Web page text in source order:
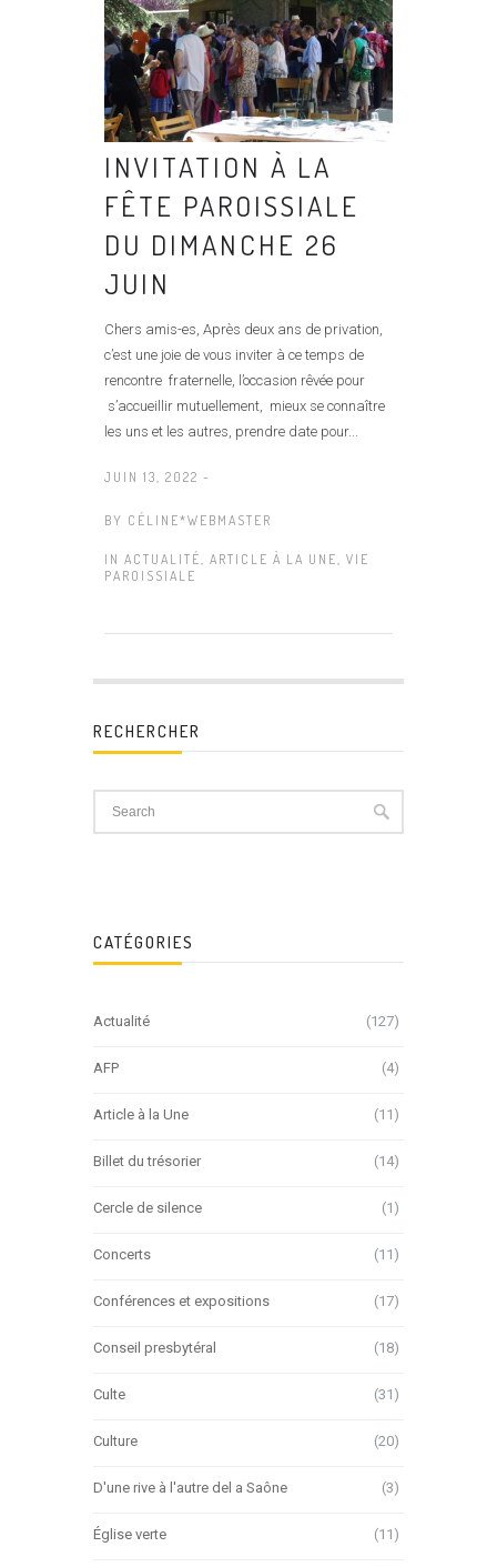
INVITATION À LA
FÊTE PAROISSIALE
DU DIMANCHE 26
JUIN
Chers amis-es, Après deux ans de privation,
c’est une joie de vous inviter à ce temps de
rencontre fraternelle, l’occasion rêvée pour
s’accueillir mutuellement, mieux se connaître
les uns et les autres, prendre date pour...
JUIN 13, 2022 -
BY CÉLINE*WEBMASTER
IN ACTUALITÉ, ARTICLE À LA UNE, VIE
PAROISSIALE
RECHERCHER
CATÉGORIES
Actualité (127)
AFP (4)
Article à la Une (11)
Billet du trésorier (14)
Cercle de silence (1)
Concerts (11)
Conférences et expositions (17)
Conseil presbytéral (18)
Culte (31)
Culture (20)
D'une rive à l'autre del a Saône (3)
Église verte (11)